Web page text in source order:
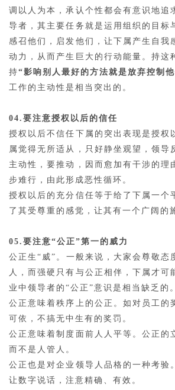
调以人为本，承认个性都会有意识地追
导者，其主要任务就是运用组织的目标
感召他们，启发他们，让下属产生自我
动力，从而产生巨大的行动能量。持这
持“影响别人最好的方法就是放弃控制
工作的主动性是相当突出的。
04.要注意授权以后的信任
授权以后不信任下属的突出表现是授权
属觉得无所适从，只好静坐观望，领导
主动性，要推动，因而愈加有干涉的理
步难行，由此形成恶性循环。
授权以后的充分信任等于给了下属一个
了其受尊重的感觉，让其有一个广阔的
05.要注意“公正”第一的威力
公正生“威”。一般来说，大家会尊敬态
人，而强硬只有与公正相伴，下属才可
业中领导者的“公正”意识是相当缺乏的。
公正意味着秩序上的公正。如对员工的
可依，不搞无中生有的奖罚。
公正意味着制度面前人人平等。公正的
而不是人管人。
公正也是对企业领导人品格的一种考验
让数字说话，注意精确、有效。